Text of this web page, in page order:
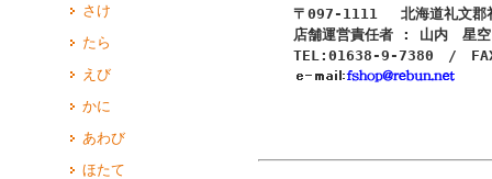
さけ
たら
えび
かに
あわび
ほたて
〒097-1111 北海道礼文郡
店舗運営責任者 : 山内 星
TEL:01638-9-7380 /